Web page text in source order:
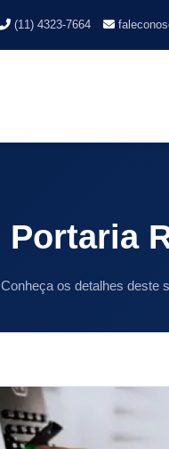
(11) 4323-7664
Portaria
Conheça os detalhes deste